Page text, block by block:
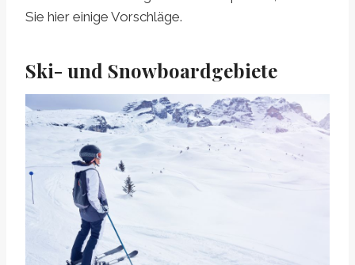
Sie hier einige Vorschläge.
Ski- und Snowboardgebiete